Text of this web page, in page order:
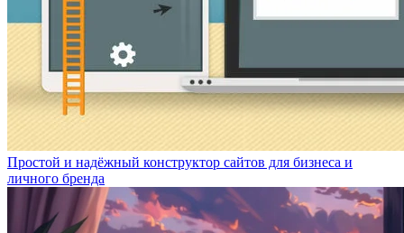
Простой и надёжный конструктор сайтов для бизнеса и
личного бренда